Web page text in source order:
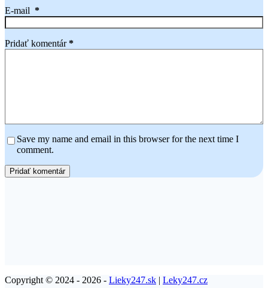
E-mail *
Pridať komentár*
Save my name and email in this browser for the next time I
comment.
Pridať komentár
Copyright © 2024 - 2026 - Lieky247.sk | Leky247.cz